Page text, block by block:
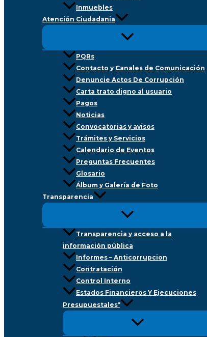
Inmuebles
Atención Ciudadania
PQRs
Contacto y Canales de Comunicación
Denuncie Actos De Corrupción
Carta trato digno al usuario
Pagos
Noticias
Convocatorias y avisos
Trámites y Servicios
Calendario de Eventos
Preguntas Frecuentes
Glosario
Álbum y Galería de Foto
Transparencia
Transparencia y acceso a la
información pública
Informes – Anticorrupcion
Contratación
Control Interno
Estados Financieros Y Ejecuciones
Presupuestales*